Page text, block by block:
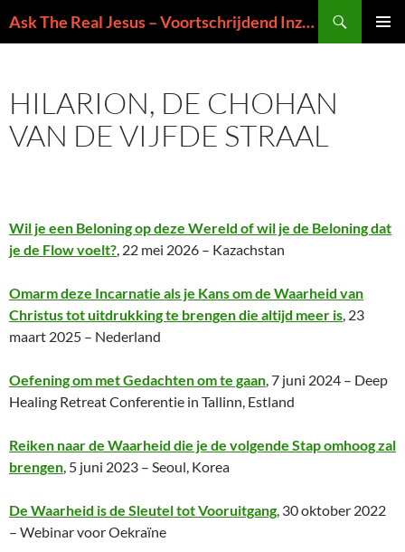
naar
Ask The Real Jesus – Voortschrijdend Inzicht in de Zin van het Leven
HILARION, DE CHOHAN
VAN DE VIJFDE STRAAL
Wil je een Beloning op deze Wereld of wil je de Beloning dat
je de Flow voelt?, 22 mei 2026 – Kazachstan
Omarm deze Incarnatie als je Kans om de Waarheid van
Christus tot uitdrukking te brengen die altijd meer is, 23
maart 2025 – Nederland
Oefening om met Gedachten om te gaan, 7 juni 2024 – Deep
Healing Retreat Conferentie in Tallinn, Estland
Reiken naar de Waarheid die je de volgende Stap omhoog zal
brengen, 5 juni 2023 – Seoul, Korea
De Waarheid is de Sleutel tot Vooruitgang, 30 oktober 2022
– Webinar voor Oekraïne